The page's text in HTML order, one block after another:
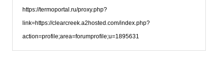
https://termoportal.ru/proxy.php?
link=https://clearcreek.a2hosted.com/index.php?
action=profile;area=forumprofile;u=1895631